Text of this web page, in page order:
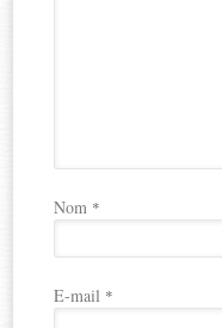
Nom *
E-mail *